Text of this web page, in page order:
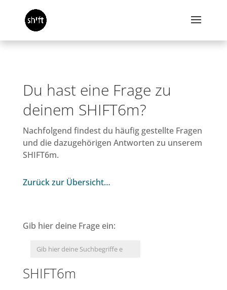
Du hast eine Frage zu
deinem SHIFT6m?
Nachfolgend findest du häufig gestellte Fragen
und die dazugehörigen Antworten zu unserem
SHIFT6m.
Zurück zur Übersicht…
Gib hier deine Frage ein:
SHIFT6m